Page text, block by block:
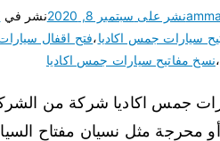
نشر على سبتمبر 8, 2020 نشر في
سيارات جمس اكاديا،فتح اقفال
،نسخ مفاتيح سيارات جمس اكاديا
جمس اكاديا شركة من
محرجة مثل نسيان مفتاح